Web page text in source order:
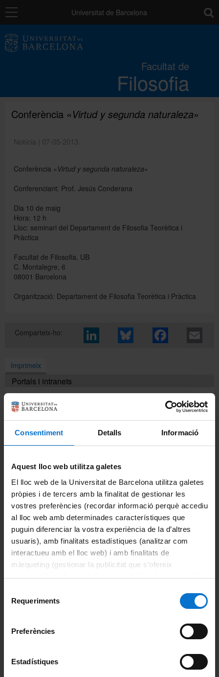
Consentiment Detalls Informació
Aquest lloc web utilitza galetes
El lloc web de la Universitat de Barcelona utilitza galetes
pròpies i de tercers amb la finalitat de gestionar les
vostres preferències (recordar informació perquè accediu
al lloc web amb determinades característiques que
puguin diferenciar la vostra experiència de la d’altres
usuaris), amb finalitats estadístiques (analitzar com
interactueu amb el lloc web) i amb finalitats de
màrqueting (gestionar la publicitat que s’ofereix
adequant-la en funció dels vostres hàbits de navegació).
consultar laPolítica de galetes del lloc web de la
Requeriments
Preferències
Estadístiques
Navegació Universitat de Barcelona
Facultat de
Filosofia
Estudis
Recerca i innovació
La Facultat
Coneix la facultat
Organització i estructura
Sistema de qualitat
Acte de graduació
Avisos
Conferència «Virtud y segunda naturaleza»
Notícia | 07-05-2013
Conferència « Virtud y segunda naturaleza»
Conferenciant: Prof. Jesús Conderana
Dia 10 de maig
Hora: 12 h
Lloc: seminari del Departament de Filosofia Teorètica i
Pràctica
Facultat de Filosofia, UB
C. Montalegre, 6
08001 Barcelona
Organització: Departament de Filosofia Teorètica i Pràctica
Comparteix-ho:
Imprimeix
Portals i intranets
Intranet UB (PDI i PTGAS)